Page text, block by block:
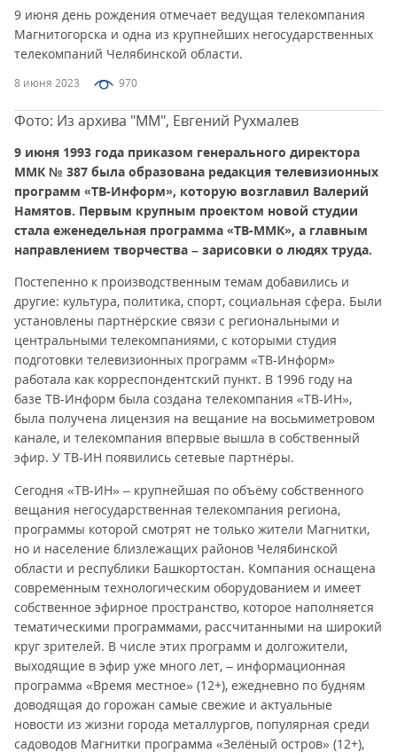
8 июня 2023 970
9 июня день рождения отмечает ведущая телекомпания
Магнитогорска и одна из крупнейших негосударственных
телекомпаний Челябинской области.
Фото: Из архива "ММ", Евгений Рухмалев
9 июня 1993 года приказом генерального директора
ММК № 387 была образована редакция телевизионных
программ «ТВ-Информ», которую возглавил Валерий
Намятов. Первым крупным проектом новой студии
стала еженедельная программа «ТВ-ММК», а главным
направлением творчества – зарисовки о людях труда.
Постепенно к производственным темам добавились и
другие: культура, политика, спорт, социальная сфера. Были
установлены партнёрские связи с региональными и
центральными телекомпаниями, с которыми студия
подготовки телевизионных программ «ТВ-Информ»
работала как корреспондентский пункт. В 1996 году на
базе ТВ-Информ была создана телекомпания «ТВ-ИН»,
была получена лицензия на вещание на восьмиметровом
канале, и телекомпания впервые вышла в собственный
эфир. У ТВ-ИН появились сетевые партнёры.
Сегодня «ТВ-ИН» – крупнейшая по объёму собственного
вещания негосударственная телекомпания региона,
программы которой смотрят не только жители Магнитки,
но и население близлежащих районов Челябинской
области и республики Башкортостан. Компания оснащена
современным технологическим оборудованием и имеет
собственное эфирное пространство, которое наполняется
тематическими программами, рассчитанными на широкий
круг зрителей. В числе этих программ и долгожители,
выходящие в эфир уже много лет, – информационная
программа «Время местное» (12+), ежедневно по будням
доводящая до горожан самые свежие и актуальные
новости из жизни города металлургов, популярная среди
садоводов Магнитки программа «Зелёный остров» (12+),